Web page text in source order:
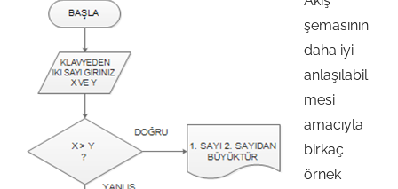
şemasının
daha iyi
anlaşılabil
mesi
amacıyla
birkaç
örnek